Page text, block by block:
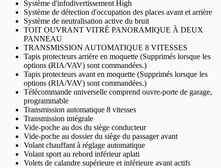
Système d'infodivertissement High
Système de détection d'occupation des places avant et arrière
Système de neutralisation active du bruit
TOIT OUVRANT VITRÉ PANORAMIQUE À DEUX
PANNEAU
TRANSMISSION AUTOMATIQUE 8 VITESSES
Tapis protecteurs arrière en moquette (Supprimés lorsque les
options (RIA/VAV) sont commandées.)
Tapis protecteurs avant en moquette (Supprimés lorsque les
options (RIA/VAV) sont commandées.)
Télécommande universelle comprend ouvre-porte de garage,
programmable
Transmission automatique 8 vitesses
Transmission intégrale
Vide-poche au dos du siège conducteur
Vide-poche au dossier du siège du passager avant
Volant chauffant à réglage automatique
Volant sport au rebord inférieur aplati
Volets de calandre supérieure et inférieure avant actifs